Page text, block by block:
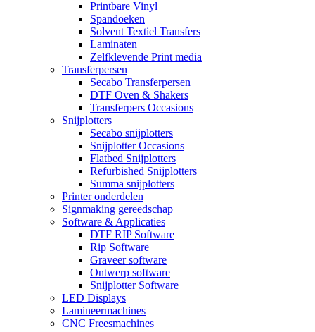
Printbare Vinyl
Spandoeken
Solvent Textiel Transfers
Laminaten
Zelfklevende Print media
Transferpersen
Secabo Transferpersen
DTF Oven & Shakers
Transferpers Occasions
Snijplotters
Secabo snijplotters
Snijplotter Occasions
Flatbed Snijplotters
Refurbished Snijplotters
Summa snijplotters
Printer onderdelen
Signmaking gereedschap
Software & Applicaties
DTF RIP Software
Rip Software
Graveer software
Ontwerp software
Snijplotter Software
LED Displays
Lamineermachines
CNC Freesmachines